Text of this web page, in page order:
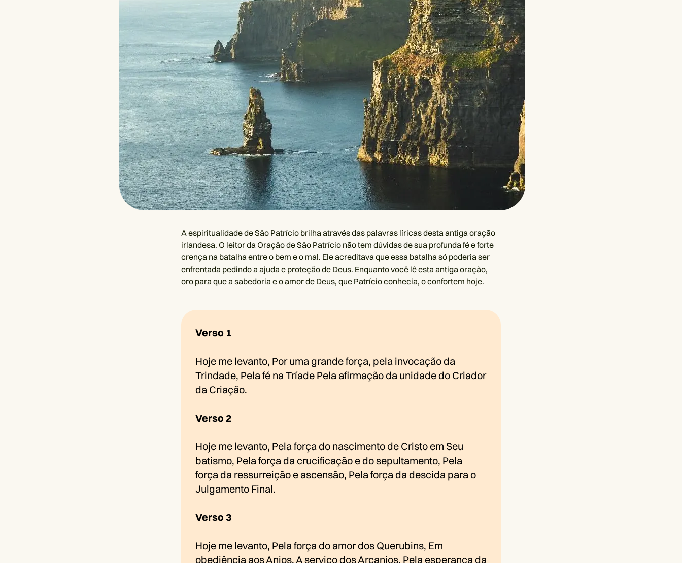
A espiritualidade de São Patrício brilha através das palavras líricas desta antiga oração
irlandesa. O leitor da Oração de São Patrício não tem dúvidas de sua profunda fé e forte
crença na batalha entre o bem e o mal. Ele acreditava que essa batalha só poderia ser
enfrentada pedindo a ajuda e proteção de Deus. Enquanto você lê esta antigaoração,
oro para que a sabedoria e o amor de Deus, que Patrício conhecia, o confortem hoje.
Verso 1
Hoje me levanto, Por uma grande força, pela invocação da
Trindade, Pela fé na Tríade Pela afirmação da unidade do Criador
da Criação.
Verso 2
Hoje me levanto, Pela força do nascimento de Cristo em Seu
batismo, Pela força da crucificação e do sepultamento, Pela
força da ressurreição e ascensão, Pela força da descida para o
Julgamento Final.
Verso 3
Hoje me levanto, Pela força do amor dos Querubins, Em
obediência aos Anjos, A serviço dos Arcanjos, Pela esperança da